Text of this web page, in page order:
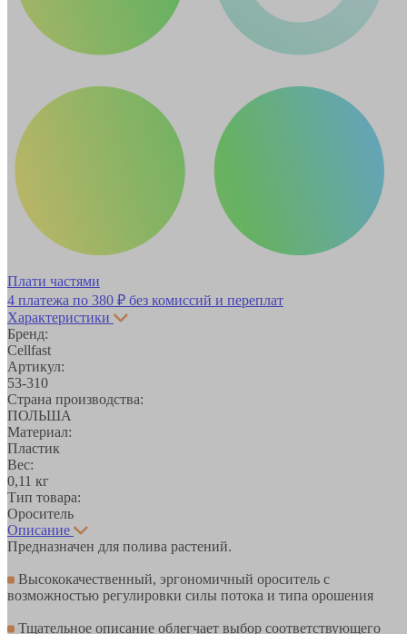
Плати частями
4 платежа по 380 ₽ без комиссий и переплат
Характеристики
Бренд:
Cellfast
Артикул:
53-310
Страна производства:
ПОЛЬША
Материал:
Пластик
Вес:
0,11 кг
Тип товара:
Ороситель
Описание
Предназначен для полива растений.
Высококачественный, эргономичный ороситель с
возможностью регулировки силы потока и типа орошения
Тщательное описание облегчает выбор соответствующего